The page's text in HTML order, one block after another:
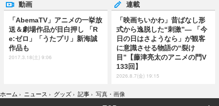
動画
「AbemaTV」アニメの一挙放
送＆劇場作品が目白押し 「R
e:ゼロ」「うたプリ」新海誠
作品も
2017.3.18(土) 9:06
連載
「映画ちいかわ」昔ばなし形
式から逸脱した“刺激”― 「今
日の日はさようなら」が観客
に意識させる物語の“裂け
目”【藤津亮太のアニメの門V
133回】
2026.8.7(金) 19:15
ホーム › ニュース › グッズ › 記事 › 写真・画像